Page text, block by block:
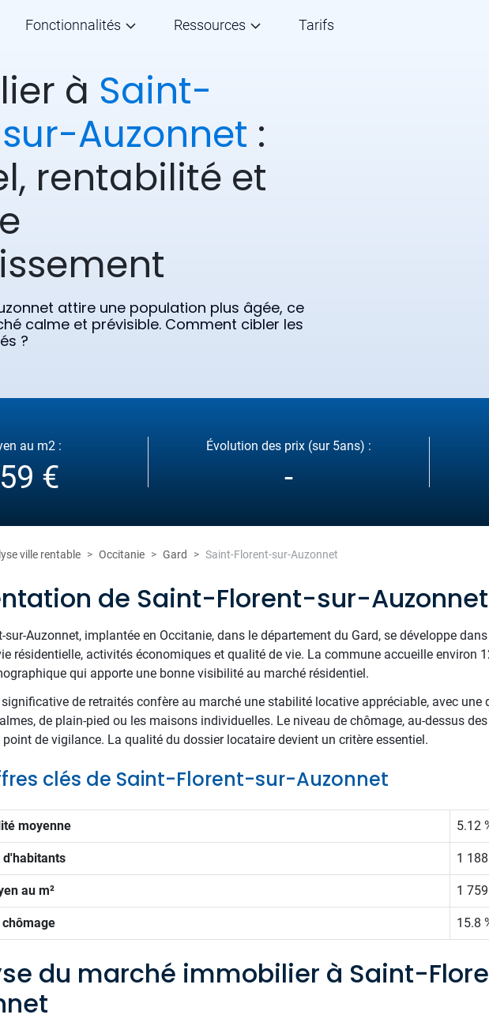
Fonctionnalités Ressources Tarifs
à Saint-
Auzonnet :
rentabilité et
attire une population plus âgée, ce
calme et prévisible. Comment cibler les
?
au m2 :
€
Évolution des prix (sur 5ans) :
-
ville rentable Occitanie Gard Saint-Florent-sur-Auzonnet
de Saint-Florent-sur-Auzonnet
sur-Auzonnet, implantée en Occitanie, dans le département du Gard, se développe
résidentielle, activités économiques et qualité de vie. La commune accueille environ
qui apporte une bonne visibilité au marché résidentiel.
de retraités confère au marché une stabilité locative appréciable, avec une
de plain-pied ou les maisons individuelles. Le niveau de chômage, au-dessus
de vigilance. La qualité du dossier locataire devient un critère essentiel.
clés de Saint-Florent-sur-Auzonnet
moyenne 5.12
d'habitants 1 188
au m² 1
chômage 15.8
du marché immobilier à Saint-